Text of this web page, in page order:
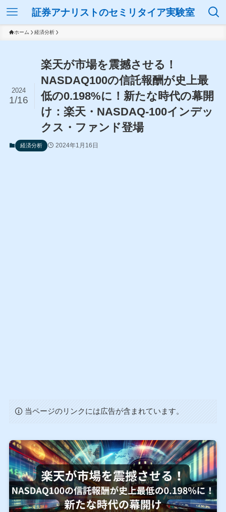
証券アナリストのセミリタイア実験室
ホーム 経済分析
楽天が市場を震撼させる！
NASDAQ100の信託報酬が史上最
低の0.198%に！新たな時代の幕開
け：楽天・NASDAQ-100インデッ
クス・ファンド登場
2024
1/16
経済分析 2024年1月16日
当ページのリンクには広告が含まれています。